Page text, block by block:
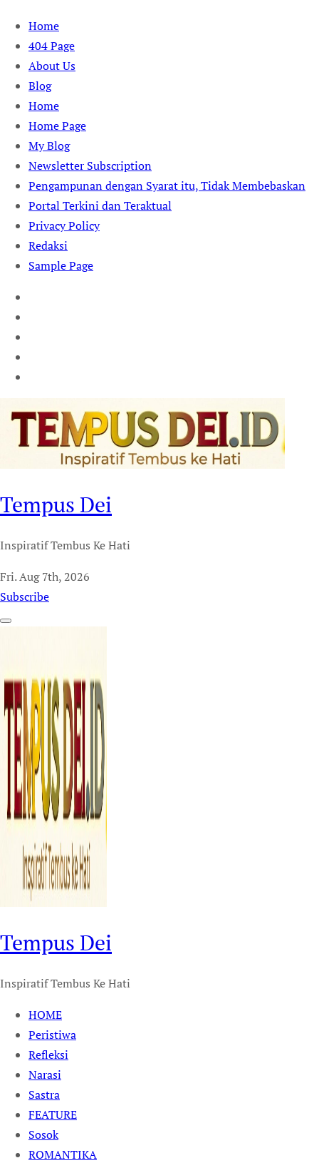
Skip
content
Home
404 Page
About Us
Blog
Home
Home Page
My Blog
Newsletter Subscription
Pengampunan dengan Syarat itu, Tidak Membebaskan
Portal Terkini dan Teraktual
Privacy Policy
Redaksi
Sample Page
Tempus Dei
Inspiratif Tembus Ke Hati
Fri. Aug 7th, 2026
Subscribe
Tempus Dei
Inspiratif Tembus Ke Hati
HOME
Peristiwa
Refleksi
Narasi
Sastra
FEATURE
Sosok
ROMANTIKA